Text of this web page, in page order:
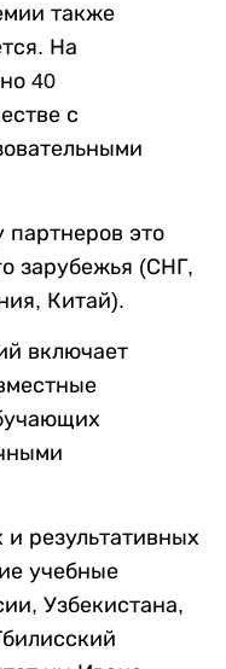
также
На
40
с
партнеров это
зарубежья (СНГ,
Китай).
включает
результативных
учебные
Узбекистана,